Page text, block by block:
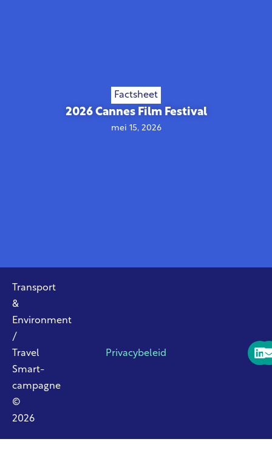
Factsheet
2026 Cannes Film Festival
mei 15, 2026
Transport
&
Environment
/
Travel
Smart-
campagne
©
2026
Privacybeleid